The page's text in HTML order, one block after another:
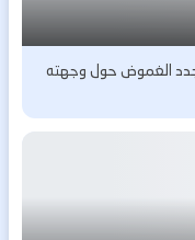
الغموض حول وجهته